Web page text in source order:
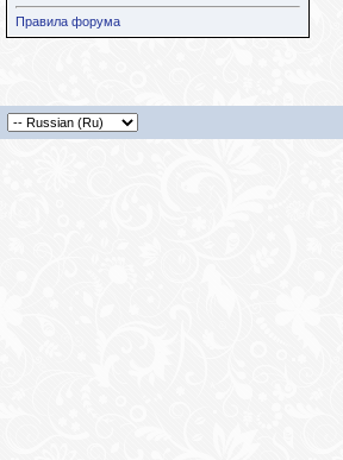
Правила форума